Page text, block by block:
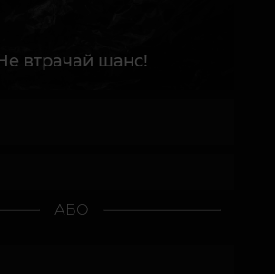
втрачай шанс!
АБО